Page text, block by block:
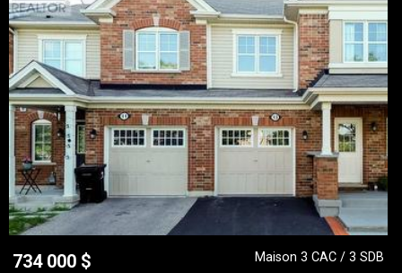
734 000 $
Maison 3 CAC / 3 SDB